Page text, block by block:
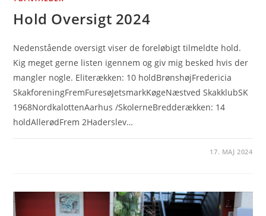
Hold Oversigt 2024
Nedenstående oversigt viser de foreløbigt tilmeldte hold.
Kig meget gerne listen igennem og giv mig besked hvis der
mangler nogle. Eliterækken: 10 holdBrønshøjFredericia
SkakforeningFremFuresøJetsmarkKøgeNæstved SkakklubSK
1968NordkalottenAarhus /SkolerneBredderækken: 14
holdAllerødFrem 2Haderslev…
17. MAJ 2024